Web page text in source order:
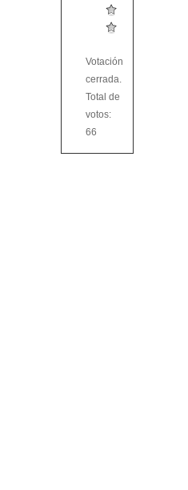
Votación
cerrada.
Total de
votos:
66